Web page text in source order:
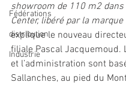
Fédérations
distribution
Industrie
showroom de 110 m2
Center, libéré par la marque
explique le nouveau
filiale Pascal Jacquemoud.
et l’administration sont
Sallanches, au pied du